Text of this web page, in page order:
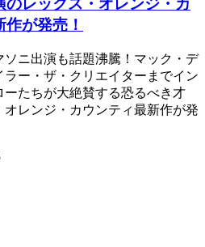
のレックス・オレンジ・カ
が発売！
ソニ出演も話題沸騰！マック・デ
ラー・ザ・クリエイターまでイン
ーたちが大絶賛する恐るべき才
オレンジ・カウンティ最新作が発